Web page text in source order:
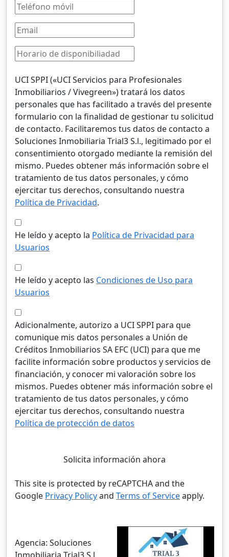
UCI SPPI («UCI Servicios para Profesionales
Inmobiliarios / Vivegreen») tratará los datos
personales que has facilitado a través del presente
formulario con la finalidad de gestionar tu solicitud
de contacto. Facilitaremos tus datos de contacto a
Soluciones Inmobiliaria Trial3 S.l., legitimado por el
consentimiento otorgado mediante la remisión del
mismo. Puedes obtener más información sobre el
tratamiento de tus datos personales, y cómo
ejercitar tus derechos, consultando nuestra
Política de Privacidad.
He leído y acepto la Política de Privacidad para
Usuarios
He leído y acepto las Condiciones de Uso para
Usuarios
Adicionalmente, autorizo a UCI SPPI para que
comunique mis datos personales a Unión de
Créditos Inmobiliarios SA EFC (UCI) para que me
facilite información sobre productos y servicios de
financiación, y conocer mi valoración sobre los
mismos. Puedes obtener más información sobre el
tratamiento de tus datos personales, y cómo
ejercitar tus derechos, consultando nuestra
Política de protección de datos
Solicita información ahora
This site is protected by reCAPTCHA and the
Google Privacy Policyand Terms of Serviceapply.
Agencia: Soluciones